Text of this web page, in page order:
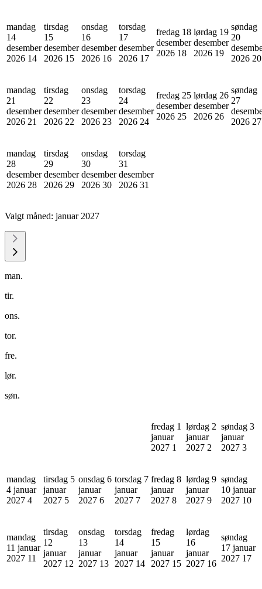
mandag
14
desember
2026 14
tirsdag
15
desember
2026 15
onsdag
16
desember
2026 16
torsdag
17
desember
2026 17
fredag 18
desember
2026 18
lørdag 19
desember
2026 19
søndag
20
2026 20
mandag
21
desember
2026 21
tirsdag
22
desember
2026 22
onsdag
23
desember
2026 23
torsdag
24
desember
2026 24
fredag 25
desember
2026 25
lørdag 26
desember
2026 26
søndag
27
2026 27
mandag
28
desember
2026 28
tirsdag
29
desember
2026 29
onsdag
30
desember
2026 30
torsdag
31
desember
2026 31
Valgt måned: januar 2027
man.
tir.
ons.
tor.
fre.
lør.
søn.
fredag 1
januar
2027 1
lørdag 2
januar
2027 2
søndag 3
januar
2027 3
mandag
4 januar
2027 4
tirsdag 5
januar
2027 5
onsdag 6
januar
2027 6
torsdag 7
januar
2027 7
fredag 8
januar
2027 8
lørdag 9
januar
2027 9
søndag
10 januar
2027 10
mandag
11 januar
2027 11
tirsdag
12
januar
2027 12
onsdag
13
januar
2027 13
torsdag
14
januar
2027 14
fredag
15
januar
2027 15
lørdag
16
januar
2027 16
søndag
17 januar
2027 17